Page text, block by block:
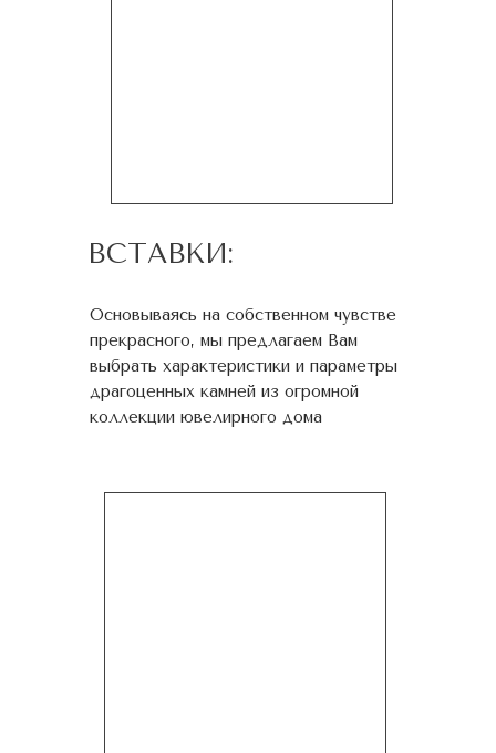
ВСТАВКИ:
Основываясь на собственном чувстве
прекрасного, мы предлагаем Вам
выбрать характеристики и параметры
драгоценных камней из огромной
коллекции ювелирного дома